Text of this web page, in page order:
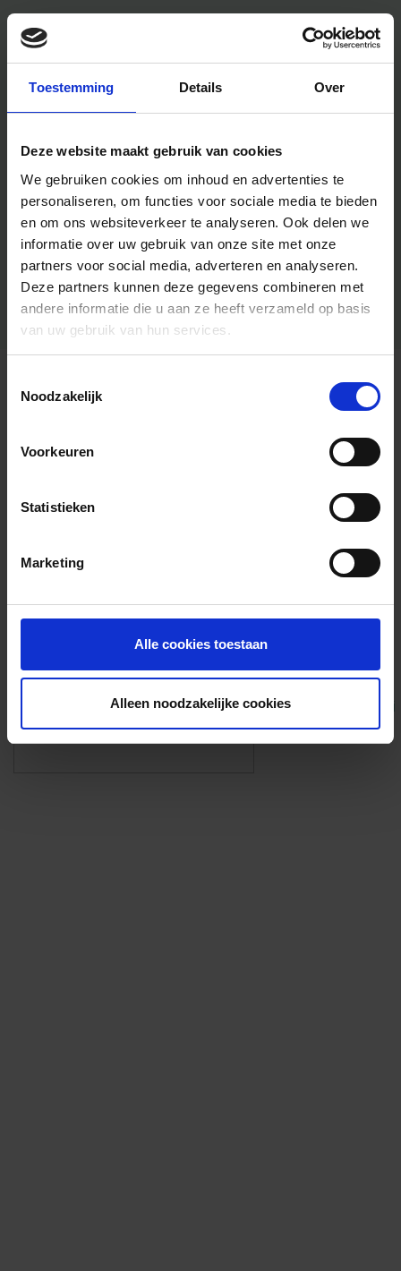
Toestemming Details Over
Deze website maakt gebruik van cookies
We gebruiken cookies om inhoud en advertenties te
personaliseren, om functies voor sociale media te bieden
en om ons websiteverkeer te analyseren. Ook delen we
informatie over uw gebruik van onze site met onze
partners voor social media, adverteren en analyseren.
Deze partners kunnen deze gegevens combineren met
andere informatie die u aan ze heeft verzameld op basis
van uw gebruik van hun services.
Noodzakelijk
Voorkeuren
Statistieken
Marketing
Alle cookies toestaan
Alleen noodzakelijke cookies
Algemene informatie
Foto’s ({{photos.length}})
Eigen foto’s